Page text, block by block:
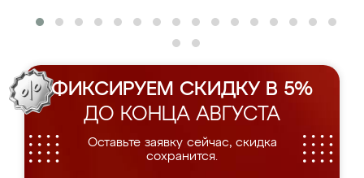
ФИКСИРУЕМ СКИДКУ В 5%
ДО КОНЦА АВГУСТА
Оставьте заявку сейчас, скидка
сохранится.